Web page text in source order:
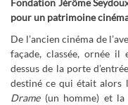
Fondation Jérôme
pour un patrimoine
De l’ancien cinéma de
façade, classée, ornée il
dessus de la porte
destiné ce qui était alors
Drame(un homme) et la